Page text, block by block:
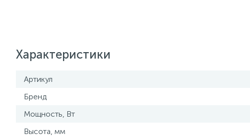
Характеристики
Артикул
Бренд
Мощность, Вт
Высота, мм